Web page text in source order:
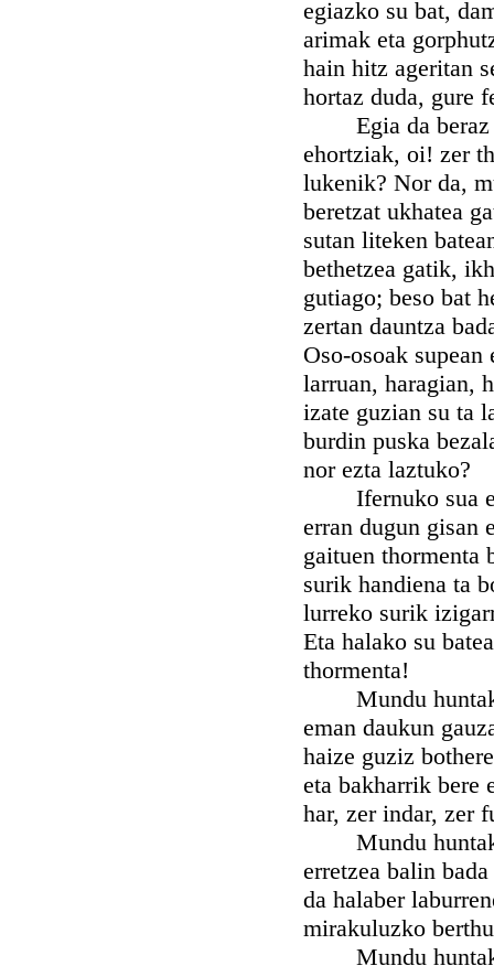
egiazko su bat,
arimak eta
hain hitz ageritan
hortaz duda, gure
Egia da beraz
ehortziak, oi! zer
lukenik? Nor da,
beretzat ukhatea
sutan liteken
bethetzea gatik,
gutiago; beso bat
zertan dauntza
Oso-osoak
larruan, haragian,
izate guzian su ta
burdin puska
nor ezta laztuko?
Ifernuko sua
erran dugun gisan
gaituen thormenta
surik handiena ta
lurreko surik
Eta halako su
thormenta!
Mundu huntako
eman daukun
haize guziz
eta bakharrik bere
har, zer indar, zer
Mundu huntako
erretzea balin
da halaber
mirakuluzko
Mundu huntako